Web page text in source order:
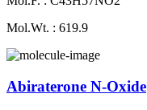
Mol.Wt. : 619.9
Abiraterone N-Oxide